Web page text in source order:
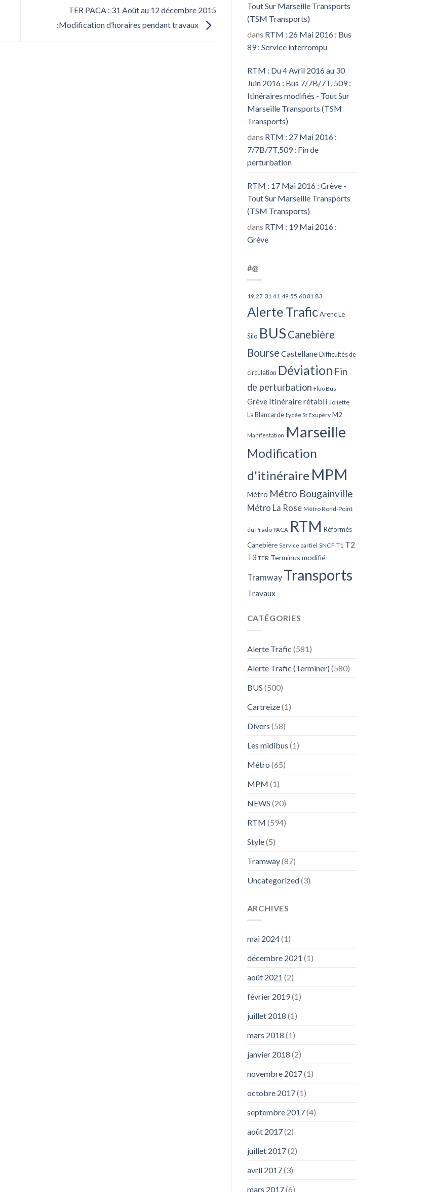
TER PACA : 31 Août au 12 décembre 2015
:Modification d’horaires pendant travaux
Tout Sur Marseille Transports
(TSM Transports)
dans RTM : 26 Mai 2016 : Bus
89 : Service interrompu
RTM : Du 4 Avril 2016 au 30
Juin 2016 : Bus 7/7B/7T, 509 :
Itinéraires modifiés - Tout Sur
Marseille Transports (TSM
Transports)
dans RTM : 27 Mai 2016 :
7/7B/7T,509 : Fin de
perturbation
RTM : 17 Mai 2016 : Grève -
Tout Sur Marseille Transports
(TSM Transports)
dans RTM : 19 Mai 2016 :
Grève
#@
19 27 31 41 49 55 60 81 83
Alerte Trafic Arenc Le
Silo BUS Canebière
Bourse Castellane Difficultés de
circulation Déviation Fin
de perturbation Fluo Bus
Grève Itinéraire rétabli Joliette
La Blancarde Lycée St Exupéry M2
Manifestation Marseille
Modification
d'itinéraire MPM
Métro Métro Bougainville
Métro La Rose Métro Rond-Point
du Prado PACA RTM Réformés
Canebière Service partiel SNCF T1 T2
T3 TER Terminus modifié
Tramway Transports
Travaux
CATÉGORIES
Alerte Trafic (581)
Alerte Trafic (Terminer) (580)
BUS (500)
Cartreize(1)
Divers (58)
Les midibus (1)
Métro (65)
MPM (1)
NEWS (20)
RTM (594)
Style(5)
Tramway(87)
Uncategorized(3)
ARCHIVES
mai 2024(1)
décembre 2021 (1)
août 2021 (2)
février 2019(1)
juillet 2018 (1)
mars 2018 (1)
janvier 2018 (2)
novembre 2017(1)
octobre 2017(1)
septembre 2017(4)
août 2017(2)
juillet 2017(2)
avril 2017(3)
mars 2017(6)